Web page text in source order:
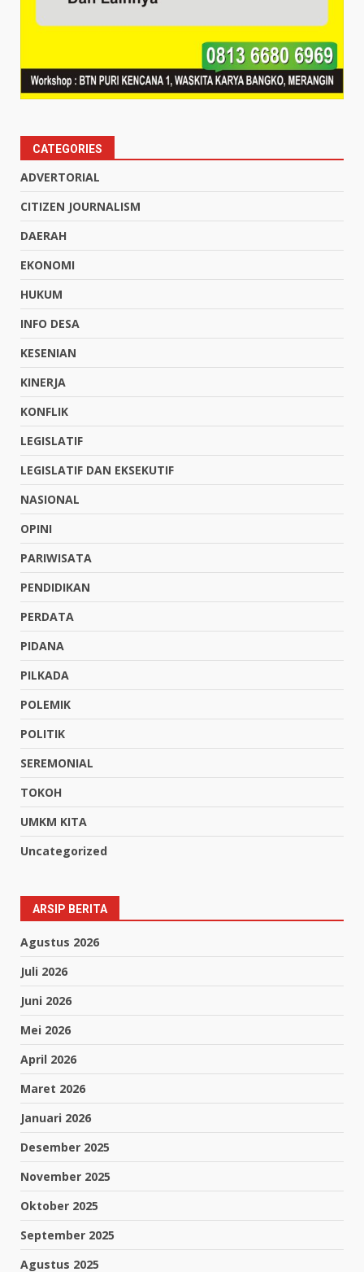
CATEGORIES
ADVERTORIAL
CITIZEN JOURNALISM
DAERAH
EKONOMI
HUKUM
INFO DESA
KESENIAN
KINERJA
KONFLIK
LEGISLATIF
LEGISLATIF DAN EKSEKUTIF
NASIONAL
OPINI
PARIWISATA
PENDIDIKAN
PERDATA
PIDANA
PILKADA
POLEMIK
POLITIK
SEREMONIAL
TOKOH
UMKM KITA
Uncategorized
ARSIP BERITA
Agustus 2026
Juli 2026
Juni 2026
Mei 2026
April 2026
Maret 2026
Januari 2026
Desember 2025
November 2025
Oktober 2025
September 2025
Agustus 2025